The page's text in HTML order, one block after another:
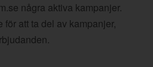
några aktiva kampanjer.
för att ta del av kampanjer,